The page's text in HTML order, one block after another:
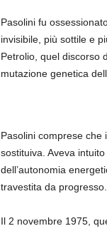
Pasolini fu
invisibile, più sottile e
Petrolio, quel discorso
mutazione genetica
Pasolini comprese
sostituiva. Aveva
dell’autonomia
travestita da progresso.
Il 2 novembre 1975,